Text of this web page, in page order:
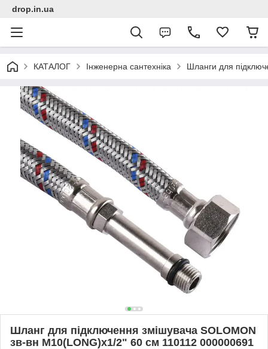
drop.in.ua
КАТАЛОГ Інженерна сантехніка Шланги для
Шланг для підключення змішувача SOLOMON
зв-вн M10(LONG)x1/2" 60 см 110112 000000691